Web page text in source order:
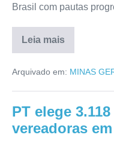
Brasil com pautas
Leia mais
Arquivado em: MINAS
PT elege
vereadoras